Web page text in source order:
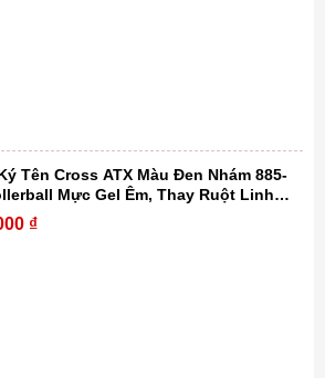
Tên Cross ATX Màu Đen Nhám 885-
Mực Gel Êm, Thay Ruột Linh
Hộp Quà Cao Cấp
₫